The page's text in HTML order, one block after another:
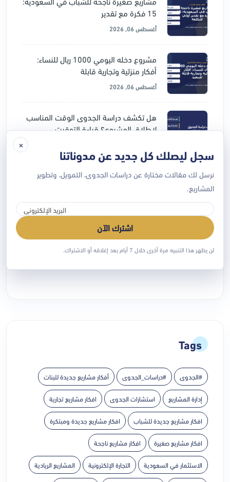
15 فكرة مع تقدير
أغسطس 06, 2026
مشروع دخله اليومي 1000 ريال للنساء:
أفكار منزلية وتجارية قابلة
أغسطس 06, 2026
هل تكشف دراسة الجدوى الوقت المناسب
لإطلاق المشروع؟ قراءة التوقيت
دراسة جدوى المشروع قبل التمويل: لماذا
يوليو 28, 2026
دراسة جدوى تقنع المستثمر أو جهة التمويل:
ما الذي يجب
Tags
#الجدوى #دراسات_الجدوى أفكار مشاريع جديدة للبنات
إدارة المشاريع استشارات الجدوى افكار مشاريع تجارية
افكار مشاريع جديدة للشباب افكار مشاريع جديدة ومبتكرة
افكار مشاريع صغيرة افكار مشاريع ناجحة
الاستثمار في السعودية التجارة الإلكترونية المشاريع الريادية
×
سجل ليصلك كل جديد عن مدوناتنا
نرسل لك مقالات مختارة عن دراسات الجدوى، التمويل، وتطوير
المشاريع.
اشترك الآن
لن يظهر هذا التنبيه مرة أخرى خلال 7 أيام بعد إغلاقه أو الاشتراك.